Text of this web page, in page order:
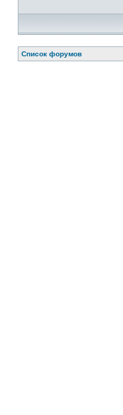
Список форумов